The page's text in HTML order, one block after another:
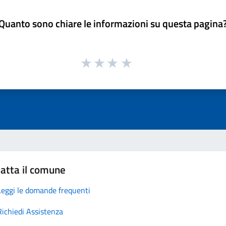
sono chiare le informazioni su questa
il comune
le domande frequenti
Assistenza